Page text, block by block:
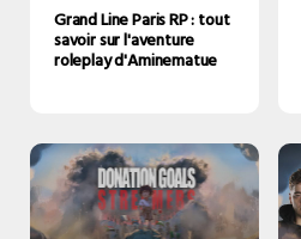
Grand Line Paris RP : tout
savoir sur l'aventure
roleplay d'Aminematue